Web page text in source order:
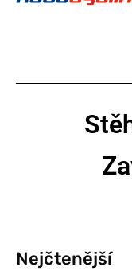
Nejčtenější